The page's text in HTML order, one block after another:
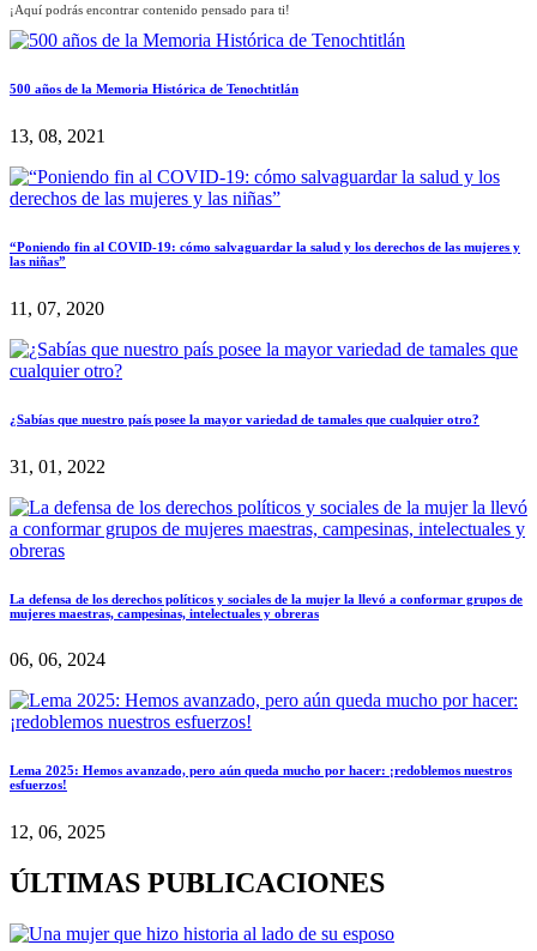
¡Aquí podrás encontrar contenido pensado para ti!
500 años de la Memoria Histórica de Tenochtitlán
13, 08, 2021
“Poniendo fin al COVID-19: cómo salvaguardar la salud y los derechos de las mujeres y
las niñas”
11, 07, 2020
¿Sabías que nuestro país posee la mayor variedad de tamales que cualquier otro?
31, 01, 2022
La defensa de los derechos políticos y sociales de la mujer la llevó a conformar grupos de
mujeres maestras, campesinas, intelectuales y obreras
06, 06, 2024
Lema 2025: Hemos avanzado, pero aún queda mucho por hacer: ¡redoblemos nuestros
esfuerzos!
12, 06, 2025
ÚLTIMAS PUBLICACIONES